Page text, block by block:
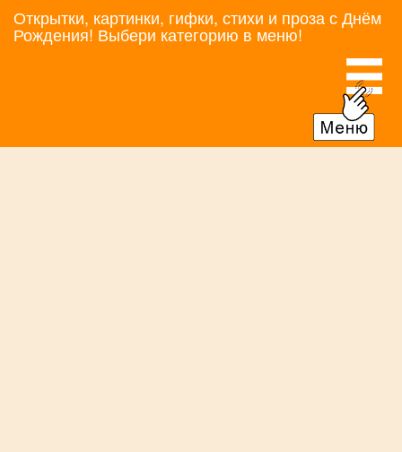
Открытки, картинки, гифки, стихи и проза с Днём
Рождения! Выбери категорию в меню!